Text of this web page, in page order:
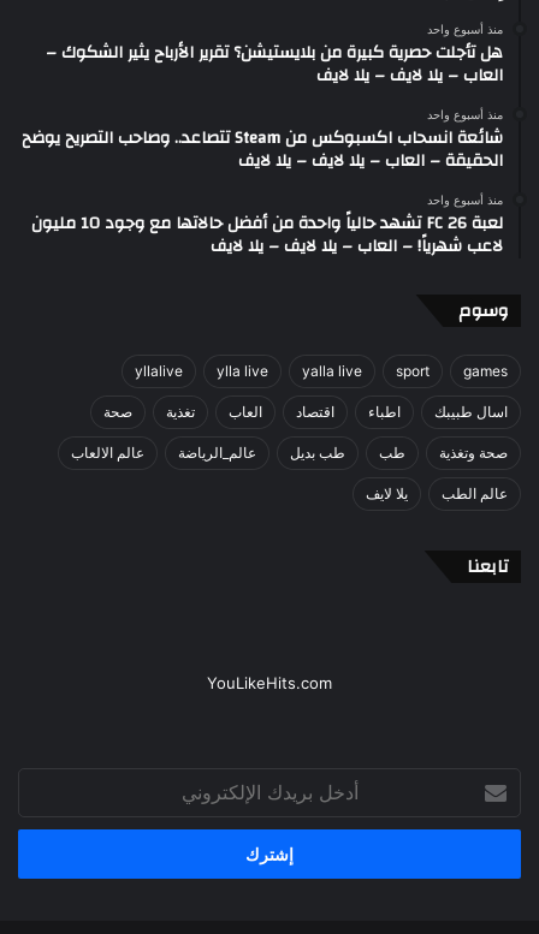
منذ أسبوع واحد
هل تأجلت حصرية كبيرة من بلايستيشن؟ تقرير الأرباح يثير الشكوك –
العاب – يلا لايف – يلا لايف
منذ أسبوع واحد
شائعة انسحاب اكسبوكس من Steam تتصاعد.. وصاحب التصريح يوضح
الحقيقة – العاب – يلا لايف – يلا لايف
منذ أسبوع واحد
لعبة FC 26 تشهد حالياً واحدة من أفضل حالاتها مع وجود 10 مليون
لاعب شهرياً! – العاب – يلا لايف – يلا لايف
وسوم
games
sport
yalla live
ylla live
yllalive
اسال طبيبك اطباء اقتصاد العاب تغذية صحة
صحة وتغذية طب طب بديل عالم_الرياضة عالم الالعاب
عالم الطب يلا لايف
تابعنا
YouLikeHits.com
بريدك
الإلكتروني